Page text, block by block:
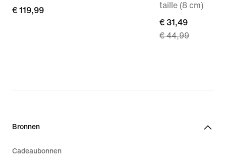
€ 119,99
€ 119,99
taille (8 cm)
current
price
€ 44,99
€ 31,49
€ 44,99
Bronnen
Cadeaubonnen